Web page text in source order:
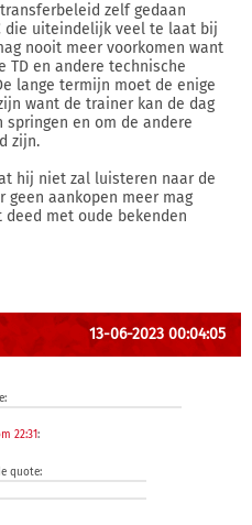
zelf gedaan
die uiteindelijk veel te laat bij
nooit meer voorkomen want
TD en andere technische
lange termijn moet de enige
want de trainer kan de dag
en om de andere
zijn.
hij niet zal luisteren naar de
aankopen meer mag
deed met oude bekenden
13-06-2023 00:04:05
22:31:
quote: